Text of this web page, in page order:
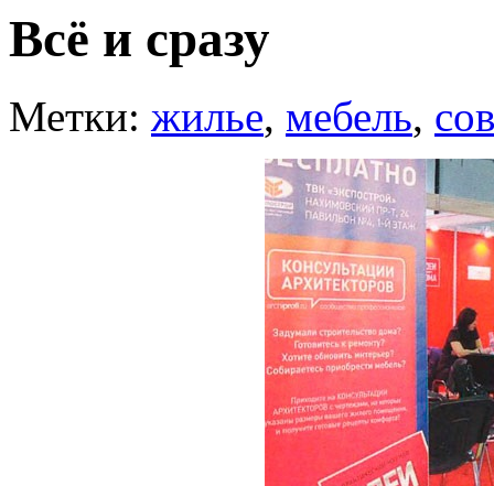
Всё и сразу
Метки: жилье, мебель,